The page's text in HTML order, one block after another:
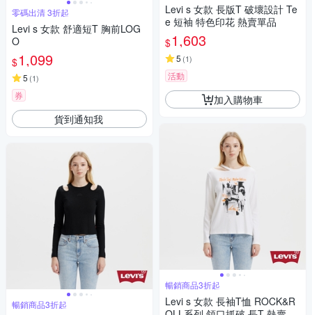
零碼出清 3折起
Levi s 女款 舒適短T 胸前LOG
O
$1,099
5 (1)
券
貨到通知我
暢銷商品3折起
Levi s 女款 長版T 破壞設計 Te
e 短袖 特色印花 熱賣單品
$1,603
5 (1)
活動
加入購物車
暢銷商品3折起
Levi s 女款 長袖T恤 ROCK&R